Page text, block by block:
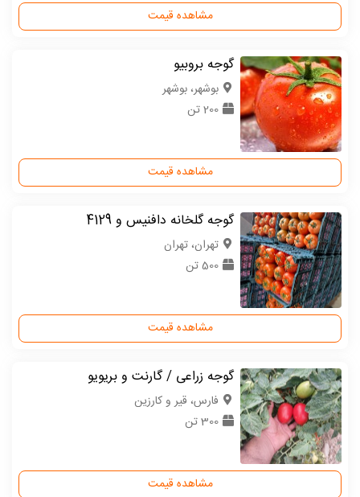
مشاهده قیمت
گوجه بروبیو
بوشهر، بوشهر
200 تن
مشاهده قیمت
گوجه گلخانه دافنیس و 4129
تهران، تهران
500 تن
مشاهده قیمت
گوجه زراعی / گارنت و بریویو
فارس، قیر و کارزین
300 تن
مشاهده قیمت